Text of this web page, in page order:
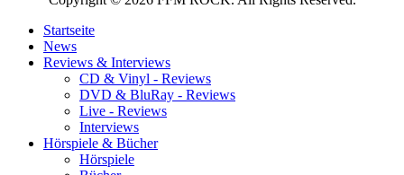
Startseite
News
Reviews & Interviews
CD & Vinyl - Reviews
DVD & BluRay - Reviews
Live - Reviews
Interviews
Hörspiele & Bücher
Hörspiele